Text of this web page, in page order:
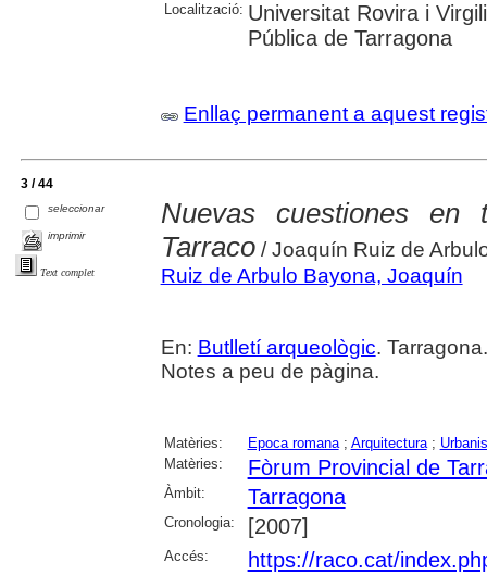
Localització: Universitat Rovira i
Pública de Tarragona
Enllaç permanent a aquest
3 / 44
seleccionar
imprimir
Text complet
Nuevas cuestiones
Tarraco/ Joaquín Ruiz de
Ruiz de Arbulo Bayona, Joaquín
En: Butlletí arqueològic.
Notes a peu de pàgina.
Matèries: Epoca romana; Arquitectura;
Matèries:
Fòrum Provincial de
Àmbit: Tarragona
Cronologia: [2007]
Accés: https://raco.cat/